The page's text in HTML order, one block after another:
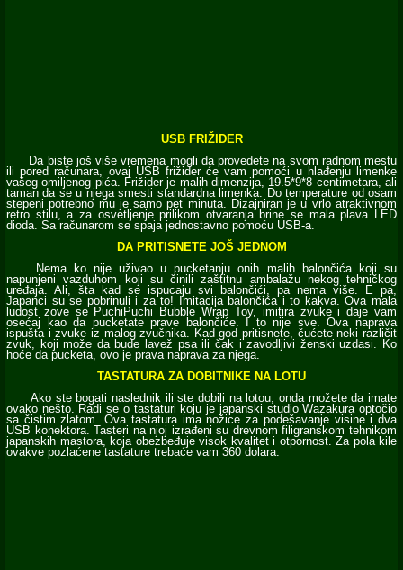
USB FRIŽIDER
Da biste još više vremena mogli da provedete na svom radnom mestu
ili pored računara, ovaj USB frižider će vam pomoći u hlađenju limenke
vašeg omiljenog pića. Frižider je malih dimenzija, 19.5*9*8 centimetara, ali
taman da se u njega smesti standardna limenka. Do temperature od osam
stepeni potrebno mu je samo pet minuta. Dizajniran je u vrlo atraktivnom
retro stilu, a za osvetljenje prilikom otvaranja brine se mala plava LED
dioda. Sa računarom se spaja jednostavno pomoću USB-a.
DA PRITISNETE JOŠ JEDNOM
Nema ko nije uživao u pucketanju onih malih balončića koji su
napunjeni vazduhom koji su činili zaštitnu ambalažu nekog tehničkog
uređaja. Ali, šta kad se ispucaju svi balončići, pa nema više. E pa,
Japanci su se pobrinuli i za to! Imitacija balončića i to kakva. Ova mala
ludost zove se PuchiPuchi Bubble Wrap Toy, imitira zvuke i daje vam
osećaj kao da pucketate prave balončiće. I to nije sve. Ova naprava
ispušta i zvuke iz malog zvučnika. Kad god pritisnete, čućete neki različit
zvuk, koji može da bude lavež psa ili čak i zavodljivi ženski uzdasi. Ko
hoće da pucketa, ovo je prava naprava za njega.
TASTATURA ZA DOBITNIKE NA LOTU
Ako ste bogati naslednik ili ste dobili na lotou, onda možete da imate
ovako nešto. Radi se o tastaturi koju je japanski studio Wazakura optočio
sa čistim zlatom. Ova tastatura ima nožice za podešavanje visine i dva
USB konektora. Tasteri na njoj izrađeni su drevnom filigranskom tehnikom
japanskih mastora, koja obezbeđuje visok kvalitet i otpornost. Za pola kile
ovakve pozlaćene tastature trebaće vam 360 dolara.